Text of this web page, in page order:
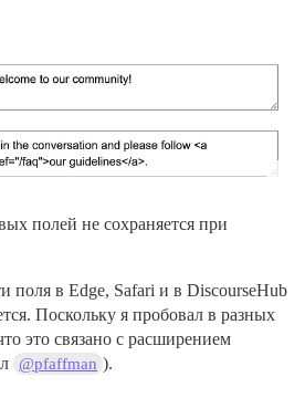
полей не сохраняется при
поля в Edge, Safari и в DiscourseHub
Поскольку я пробовал в разных
это связано с расширением
@pfaffman ).